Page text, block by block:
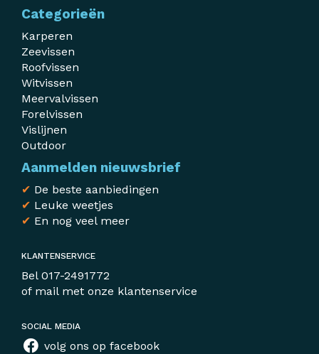
Categorieën
Karperen
Zeevissen
Roofvissen
Witvissen
Meervalvissen
Forelvissen
Vislijnen
Outdoor
Aanmelden nieuwsbrief
✔ De beste aanbiedingen
✔ Leuke weetjes
✔ En nog veel meer
KLANTENSERVICE
Bel 017-2491772
of mail met onze klantenservice
SOCIAL MEDIA
volg ons op facebook